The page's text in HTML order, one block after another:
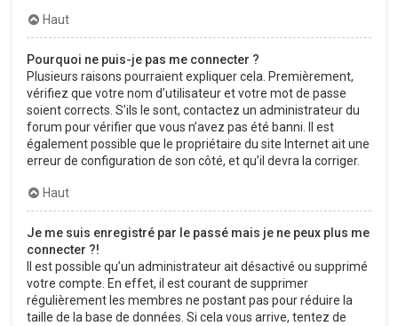
Haut
Pourquoi ne puis-je pas me connecter ?
Plusieurs raisons pourraient expliquer cela. Premièrement,
vérifiez que votre nom d’utilisateur et votre mot de passe
soient corrects. S’ils le sont, contactez un administrateur du
forum pour vérifier que vous n’avez pas été banni. Il est
également possible que le propriétaire du site Internet ait une
erreur de configuration de son côté, et qu’il devra la corriger.
Haut
Je me suis enregistré par le passé mais je ne peux plus me
connecter ?!
Il est possible qu’un administrateur ait désactivé ou supprimé
votre compte. En effet, il est courant de supprimer
régulièrement les membres ne postant pas pour réduire la
taille de la base de données. Si cela vous arrive, tentez de